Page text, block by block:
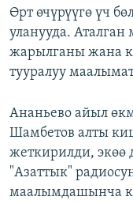
Өрт өчүрүүгө үч
уланууда. Аталган
жарылганы жана
тууралуу
Ананьево айыл
Шамбетов алты
жеткирилди, экөө
"Азаттык"
маалымдашынча